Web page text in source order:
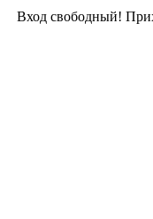
Вход свободный!